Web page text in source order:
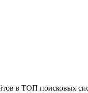
в ТОП поисковых